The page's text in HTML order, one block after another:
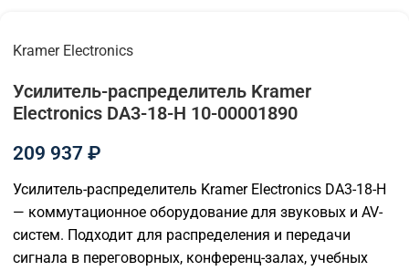
Kramer Electronics
Усилитель-распределитель Kramer
Electronics DA3-18-H 10-00001890
209 937 ₽
Усилитель-распределитель Kramer Electronics DA3-18-H
— коммутационное оборудование для звуковых и AV-
систем. Подходит для распределения и передачи
сигнала в переговорных, конференц-залах, учебных